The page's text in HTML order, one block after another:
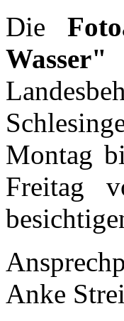
Die
Wasser"
Montag
Freitag
Anke